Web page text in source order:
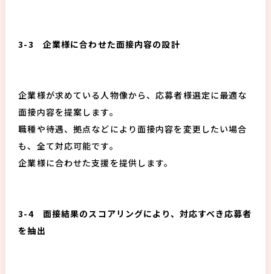
3-3 企業様に合わせた面接内容の設計
企業様が求めている人物像から、応募者様選定に最適な
面接内容を提案します。
職種や待遇、拠点などにより面接内容を変更したい場合
も、全て対応可能です。
企業様に合わせた支援を提供します。
3-4 面接結果のスコアリングにより、対応すべき応募者
を抽出